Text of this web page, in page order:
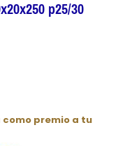
p25/30
como premio a tu